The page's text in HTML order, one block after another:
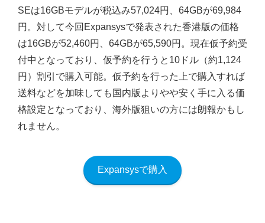
SEは16GBモデルが税込み57,024円、64GBが69,984
円。対して今回Expansysで発表された香港版の価格
は16GBが52,460円、64GBが65,590円。現在仮予約受
付中となっており、仮予約を行うと10ドル（約1,124
円）割引で購入可能。仮予約を行った上で購入すれば
送料などを加味しても国内版よりやや安く手に入る価
格設定となっており、海外版狙いの方には朗報かもし
れません。
Expansysで購入